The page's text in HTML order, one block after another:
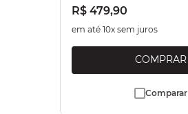
R$ 479,90
em até 10x sem juros
Comparar